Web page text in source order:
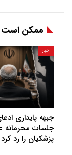
ممکن است
اخبار
جبهه پایداری
جلسات محرمانه
پزشکیان را رد کرد